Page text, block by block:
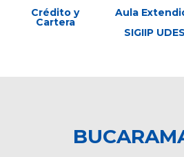
Crédito y
Cartera
Aula
SIGIIP UDES